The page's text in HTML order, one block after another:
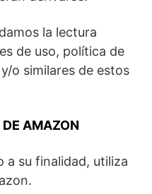
la lectura
de uso, política de
o similares de estos
AMAZON
a su finalidad, utiliza